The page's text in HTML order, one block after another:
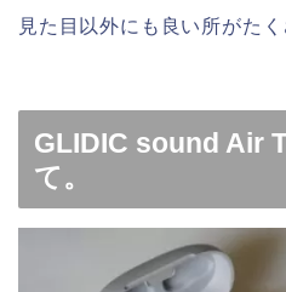
見た目以外にも良い所がたく
GLIDIC sound Air
て。